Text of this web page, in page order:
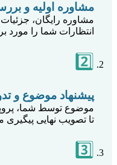
مشاوره اولیه و
مشاوره رایگان،
انتظارات شما را
2️⃣
پیشنهاد موضوع و
موضوع توسط شما،
تا تصویب نهایی
3️⃣